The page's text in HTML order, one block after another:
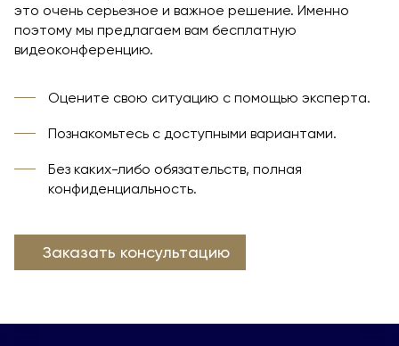
это очень серьезное и важное решение. Именно
поэтому мы предлагаем вам бесплатную
видеоконференцию.
Оцените свою ситуацию с помощью эксперта.
Познакомьтесь с доступными вариантами.
Без каких-либо обязательств, полная
конфиденциальность.
Заказать консультацию